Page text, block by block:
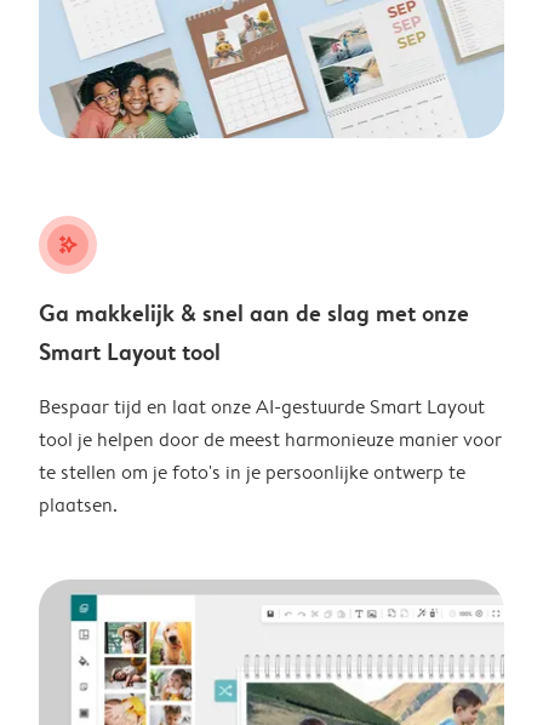
stars_plus
Ga makkelijk & snel aan de slag met onze
Smart Layout tool
Bespaar tijd en laat onze AI-gestuurde Smart Layout
tool je helpen door de meest harmonieuze manier voor
te stellen om je foto's in je persoonlijke ontwerp te
plaatsen.